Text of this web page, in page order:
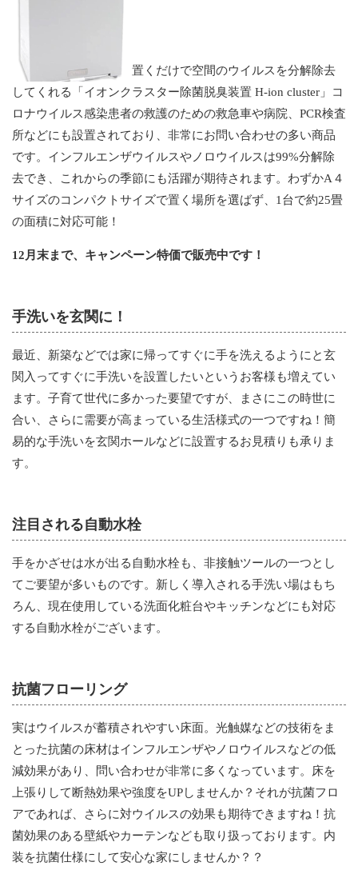
置くだけで空間のウイルスを分解除去
してくれる「イオンクラスター除菌脱臭装置 H-ion cluster」コ
ロナウイルス感染患者の救護のための救急車や病院、PCR検査
所などにも設置されており、非常にお問い合わせの多い商品
です。インフルエンザウイルスやノロウイルスは99%分解除
去でき、これからの季節にも活躍が期待されます。わずかA４
サイズのコンパクトサイズで置く場所を選ばず、1台で約25畳
の面積に対応可能！
12月末まで、キャンペーン特価で販売中です！
手洗いを玄関に！
最近、新築などでは家に帰ってすぐに手を洗えるようにと玄
関入ってすぐに手洗いを設置したいというお客様も増えてい
ます。子育て世代に多かった要望ですが、まさにこの時世に
合い、さらに需要が高まっている生活様式の一つですね！簡
易的な手洗いを玄関ホールなどに設置するお見積りも承りま
す。
注目される自動水栓
手をかざせは水が出る自動水栓も、非接触ツールの一つとし
てご要望が多いものです。新しく導入される手洗い場はもち
ろん、現在使用している洗面化粧台やキッチンなどにも対応
する自動水栓がございます。
抗菌フローリング
実はウイルスが蓄積されやすい床面。光触媒などの技術をま
とった抗菌の床材はインフルエンザやノロウイルスなどの低
減効果があり、問い合わせが非常に多くなっています。床を
上張りして断熱効果や強度をUPしませんか？それが抗菌フロ
アであれば、さらに対ウイルスの効果も期待できますね！抗
菌効果のある壁紙やカーテンなども取り扱っております。内
装を抗菌仕様にして安心な家にしませんか？？